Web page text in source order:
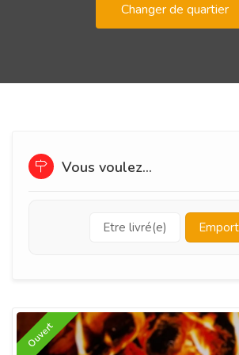
Changer de quartier
Vous voulez...
Etre livré(e)
Ouvert